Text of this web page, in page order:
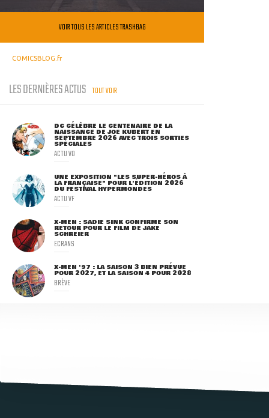
VOIR TOUS LES ARTICLES TRASHBAG
COMICSBLOG.fr
LES DERNIÈRES ACTUS TOUT VOIR
DC CÉLÈBRE LE CENTENAIRE DE LA
NAISSANCE DE JOE KUBERT EN
SEPTEMBRE 2026 AVEC TROIS SORTIES
SPÉCIALES
ACTU VO
UNE EXPOSITION "LES SUPER-HÉROS À
LA FRANÇAISE" POUR L'ÉDITION 2026
DU FESTIVAL HYPERMONDES
ACTU VF
X-MEN : SADIE SINK CONFIRME SON
RETOUR POUR LE FILM DE JAKE
SCHREIER
ECRANS
X-MEN '97 : LA SAISON 3 BIEN PRÉVUE
POUR 2027, ET LA SAISON 4 POUR 2028
BRÈVE